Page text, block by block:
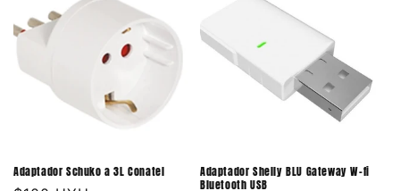
Adaptador Schuko a 3L Conatel
Adaptador Shelly BLU Gateway W-fi
Bluetooth USB